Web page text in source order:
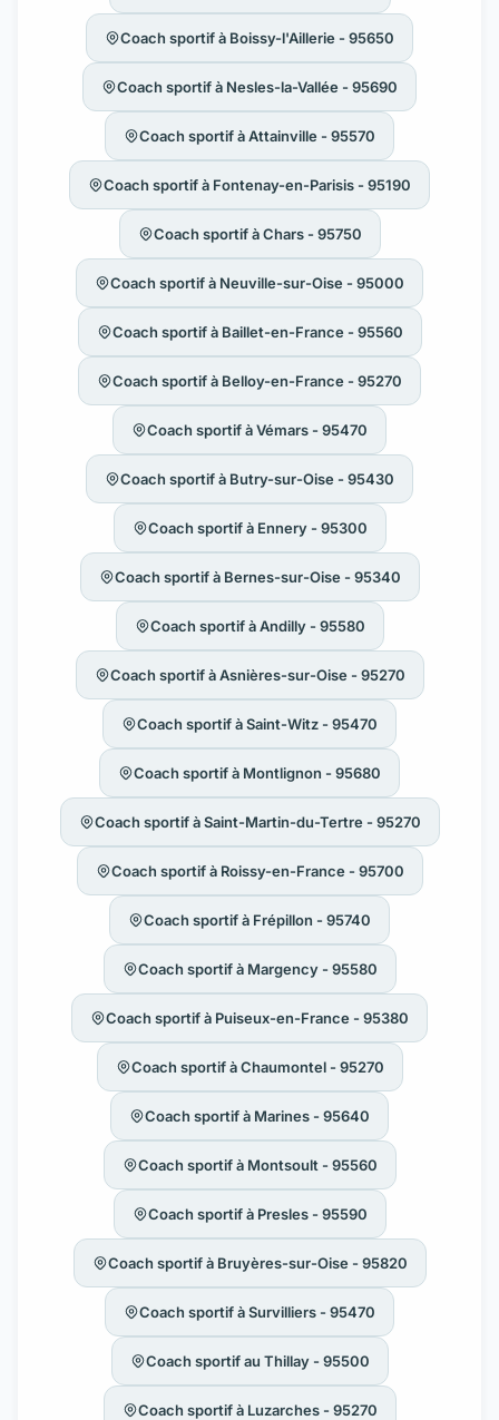
Coach sportif à Boissy-l'Aillerie - 95650
Coach sportif à Nesles-la-Vallée - 95690
Coach sportif à Attainville - 95570
Coach sportif à Fontenay-en-Parisis - 95190
Coach sportif à Chars - 95750
Coach sportif à Neuville-sur-Oise - 95000
Coach sportif à Baillet-en-France - 95560
Coach sportif à Belloy-en-France - 95270
Coach sportif à Vémars - 95470
Coach sportif à Butry-sur-Oise - 95430
Coach sportif à Ennery - 95300
Coach sportif à Bernes-sur-Oise - 95340
Coach sportif à Andilly - 95580
Coach sportif à Asnières-sur-Oise - 95270
Coach sportif à Saint-Witz - 95470
Coach sportif à Montlignon - 95680
Coach sportif à Saint-Martin-du-Tertre - 95270
Coach sportif à Roissy-en-France - 95700
Coach sportif à Frépillon - 95740
Coach sportif à Margency - 95580
Coach sportif à Puiseux-en-France - 95380
Coach sportif à Chaumontel - 95270
Coach sportif à Marines - 95640
Coach sportif à Montsoult - 95560
Coach sportif à Presles - 95590
Coach sportif à Bruyères-sur-Oise - 95820
Coach sportif à Survilliers - 95470
Coach sportif au Thillay - 95500
Coach sportif à Luzarches - 95270